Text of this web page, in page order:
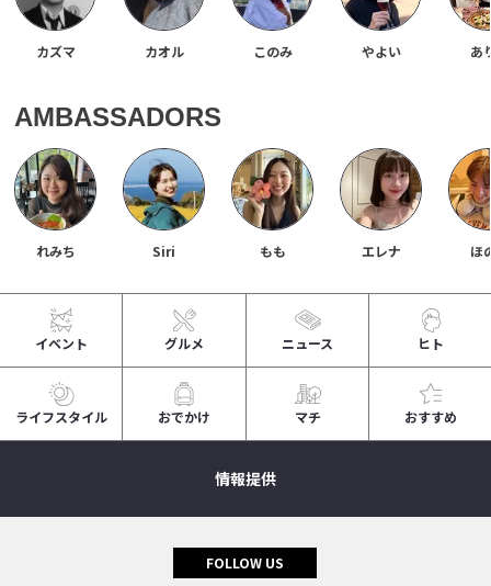
カズマ カオル このみ やよい あ
AMBASSADORS
れみち Siri もも エレナ ほ
イベント グルメ ニュース ヒト
ライフスタイル おでかけ マチ おすすめ
情報提供
FOLLOW US